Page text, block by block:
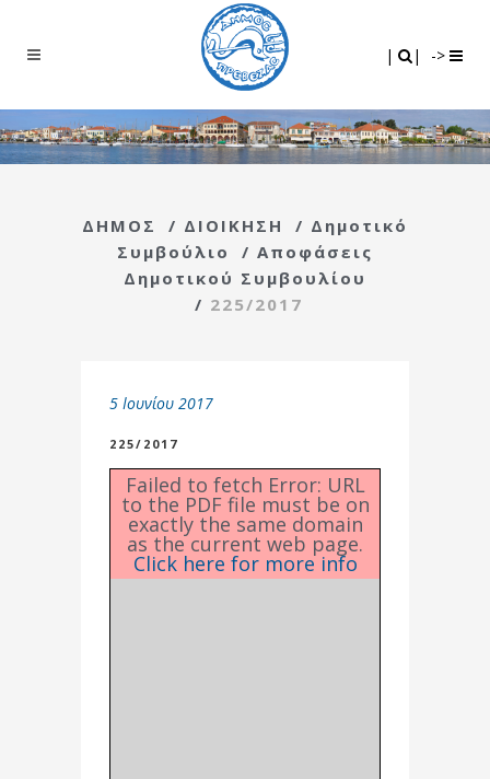
| | ->
ΔΗΜΟΣ / ΔΙΟΙΚΗΣΗ / Δημοτικό
Συμβούλιο
/ Αποφάσεις
Δημοτικού Συμβουλίου
/ 225/2017
5 Ιουνίου 2017
225/2017
Failed to fetch Error: URL
to the PDF file must be on
exactly the same domain
as the current web page.
Click here for more info